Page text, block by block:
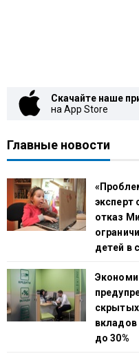
Скачайте наше
на App Store
Главные новости
эксперт
отказ
детей в
скрытых
вкладов
до 30%